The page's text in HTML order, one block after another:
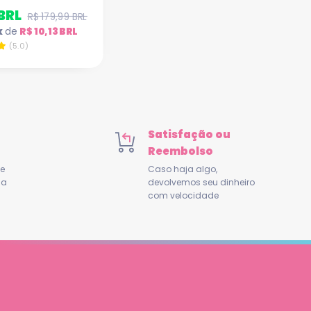
R$ 179,99 BRL
de R$ 10,13 BRL
(5.0)
Satisfação ou
Reembolso
Caso haja algo,
devolvemos seu dinheiro
com velocidade